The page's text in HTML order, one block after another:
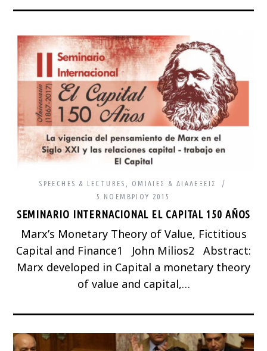
SPEECHES & LECTURES
ΟΜΙΛΊΕΣ & ΔΙΑΛΈΞΕΙΣ
5 ΝΟΕΜΒΡΊΟΥ 2015
SEMINARIO INTERNACIONAL EL CAPITAL 150 AÑOS
Marx’s Monetary Theory of Value, Fictitious
Capital and Finance1 John Milios2 Abstract:
Marx developed in Capital a monetary theory
of value and capital,…